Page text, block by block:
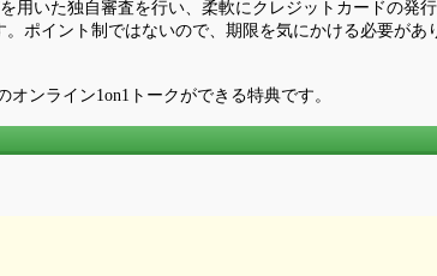
用いた独自審査を行い、柔軟にクレジットカードの発
ポイント制ではないので、期限を気にかける必要があ
ンライン1on1トークができる特典です。